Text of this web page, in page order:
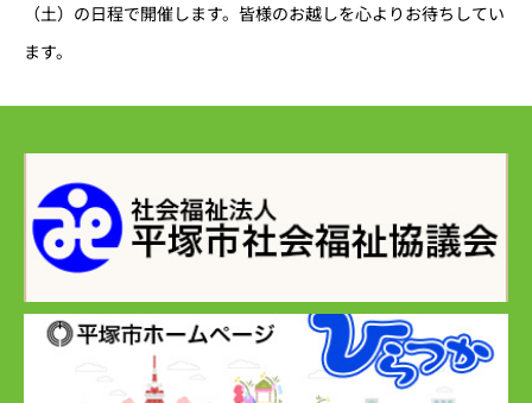
（土）の日程で開催します。皆様のお越しを心よりお待ちしてい
ます。